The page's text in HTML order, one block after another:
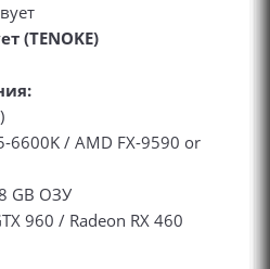
(TENOKE)
6600K / AMD FX-9590 or
GB ОЗУ
960 / Radeon RX 460